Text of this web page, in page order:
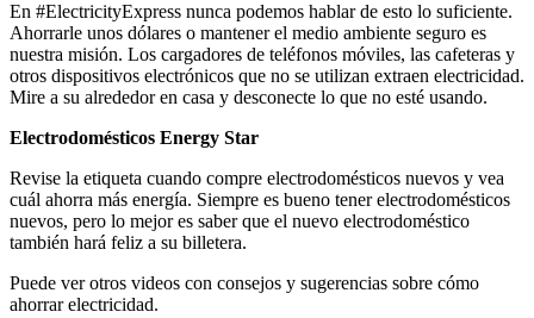
En #ElectricityExpress nunca podemos hablar de esto lo suficiente.
Ahorrarle unos dólares o mantener el medio ambiente seguro es
nuestra misión. Los cargadores de teléfonos móviles, las cafeteras y
otros dispositivos electrónicos que no se utilizan extraen electricidad.
Mire a su alrededor en casa y desconecte lo que no esté usando.
Electrodomésticos Energy Star
Revise la etiqueta cuando compre electrodomésticos nuevos y vea
cuál ahorra más energía. Siempre es bueno tener electrodomésticos
nuevos, pero lo mejor es saber que el nuevo electrodoméstico
también hará feliz a su billetera.
Puede ver otros videos con consejos y sugerencias sobre cómo
ahorrar electricidad.